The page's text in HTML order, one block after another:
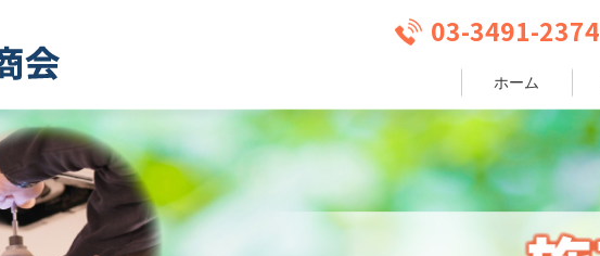
03-3491-2374
ホーム